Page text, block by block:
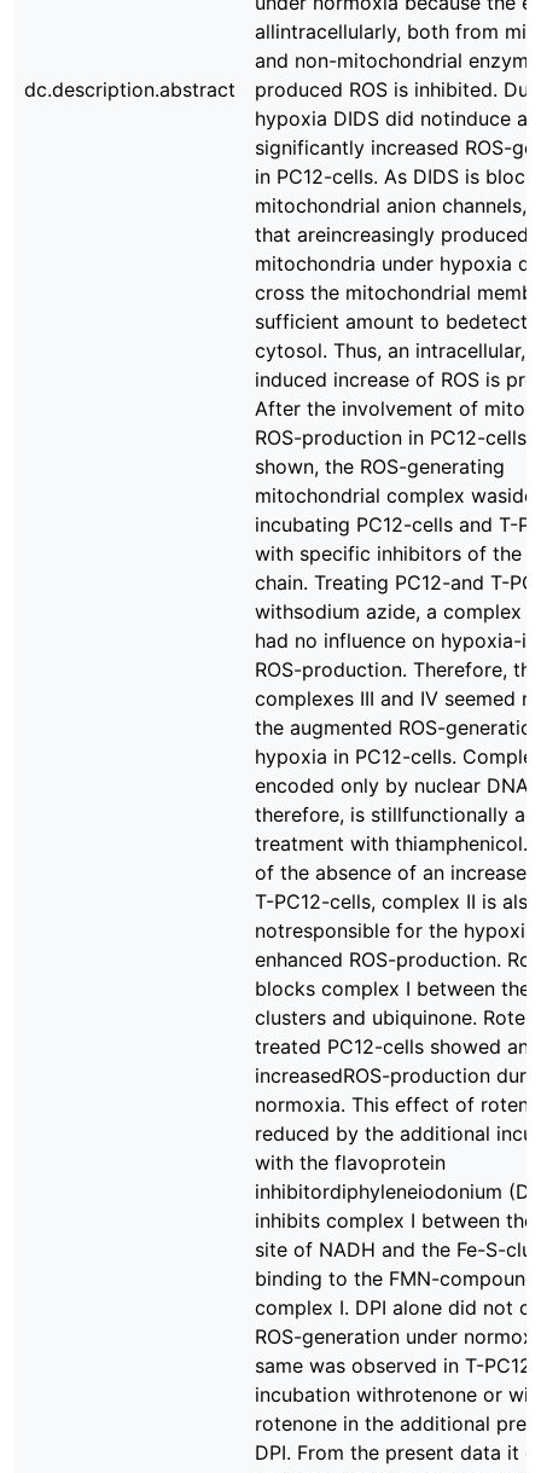
dc.description.abstract
allintracellularly, both from
and non-mitochondrial
produced ROS is inhibited.
hypoxia DIDS did notinduce a
significantly increased ROS-
in PC12-cells. As DIDS is
mitochondrial anion channels,
that areincreasingly produced
mitochondria under hypoxia
cross the mitochondrial
sufficient amount to
cytosol. Thus, an intracellular,
induced increase of ROS is
After the involvement of
ROS-production in PC12-cells
shown, the ROS-generating
mitochondrial complex
incubating PC12-cells and T-
with specific inhibitors of the
chain. Treating PC12-and T-
withsodium azide, a complex
had no influence on hypoxia-
ROS-production. Therefore, the
complexes III and IV seemed
the augmented ROS-
hypoxia in PC12-cells.
encoded only by nuclear DNA
therefore, is stillfunctionally
treatment with thiamphenicol.
of the absence of an increase
T-PC12-cells, complex II is also
notresponsible for the
enhanced ROS-production.
blocks complex I between the
clusters and ubiquinone.
treated PC12-cells showed an
increasedROS-production
normoxia. This effect of
reduced by the additional
with the flavoprotein
inhibitordiphyleneiodonium
inhibits complex I between the
site of NADH and the Fe-S-
binding to the FMN-
complex I. DPI alone did not
ROS-generation under
same was observed in T-
incubation withrotenone or
rotenone in the additional
DPI. From the present data it